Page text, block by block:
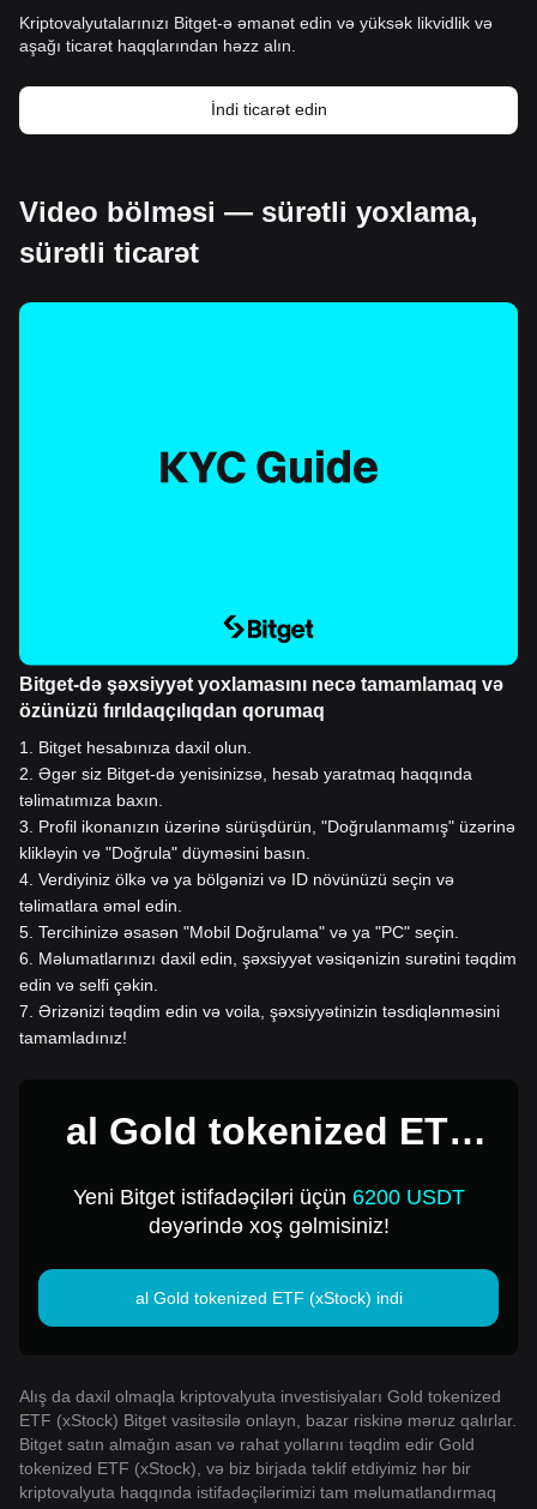
Kriptovalyutalarınızı Bitget-ə əmanət edin və yüksək likvidlik və
aşağı ticarət haqqlarından həzz alın.
İndi ticarət edin
Video bölməsi — sürətli yoxlama,
sürətli ticarət
Bitget-də şəxsiyyət yoxlamasını necə tamamlamaq və
özünüzü fırıldaqçılıqdan qorumaq
1
Bitget hesabınıza daxil olun.
2 Əgər siz Bitget-də yenisinizsə, hesab yaratmaq haqqında
təlimatımıza baxın.
3
Profil ikonanızın üzərinə sürüşdürün, "Doğrulanmamış" üzərinə
klikləyin və "Doğrula" düyməsini basın.
4 Verdiyiniz ölkə və ya bölgənizi və ID növünüzü seçin və
təlimatlara əməl edin.
5 Tercihinizə əsasən "Mobil Doğrulama" və ya "PC" seçin.
6
Məlumatlarınızı daxil edin, şəxsiyyət vəsiqənizin surətini təqdim
edin və selfi çəkin.
7 Ərizənizi təqdim edin və voila, şəxsiyyətinizin təsdiqlənməsini
tamamladınız!
al Gold tokenized ETF
Yeni Bitget istifadəçiləri üçün 6200 USDT
dəyərində xoş gəlmisiniz!
al Gold tokenized ETF (xStock) indi
Alış da daxil olmaqla kriptovalyuta investisiyaları Gold tokenized
ETF (xStock) Bitget vasitəsilə onlayn, bazar riskinə məruz qalırlar.
Bitget satın almağın asan və rahat yollarını təqdim edir Gold
tokenized ETF (xStock), və biz birjada təklif etdiyimiz hər bir
kriptovalyuta haqqında istifadəçilərimizi tam məlumatlandırmaq